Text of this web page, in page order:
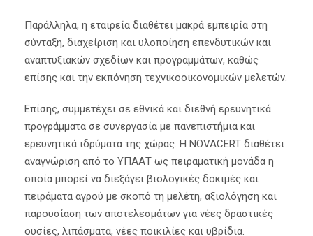
Παράλληλα, η εταιρεία διαθέτει μακρά εμπειρία στη
σύνταξη, διαχείριση και υλοποίηση επενδυτικών και
αναπτυξιακών σχεδίων και προγραμμάτων, καθώς
επίσης και την εκπόνηση τεχνικοοικονομικών μελετών.
Επίσης, συμμετέχει σε εθνικά και διεθνή ερευνητικά
προγράμματα σε συνεργασία με πανεπιστήμια και
ερευνητικά ιδρύματα της χώρας. Η NOVACERT διαθέτει
αναγνώριση από το ΥΠΑΑΤ ως πειραματική μονάδα η
οποία μπορεί να διεξάγει βιολογικές δοκιμές και
πειράματα αγρού με σκοπό τη μελέτη, αξιολόγηση και
παρουσίαση των αποτελεσμάτων για νέες δραστικές
ουσίες, λιπάσματα, νέες ποικιλίες και υβρίδια.